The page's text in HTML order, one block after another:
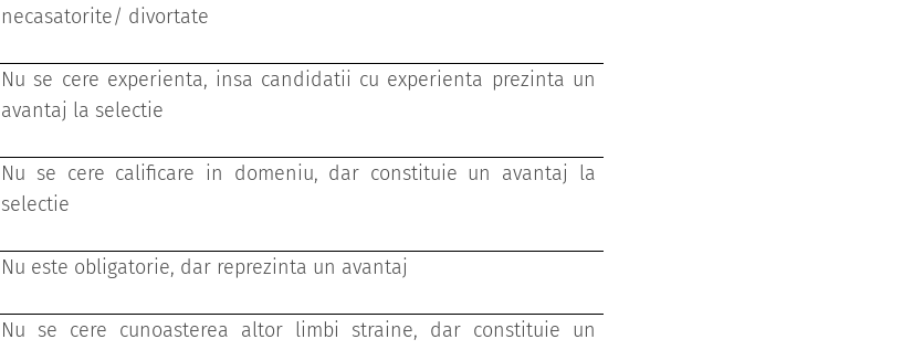
necasatorite/ divortate
Nu se cere experienta, insa candidatii cu experienta prezinta un
avantaj la selectie
Nu se cere calificare in domeniu, dar constituie un avantaj la
selectie
Nu este obligatorie, dar reprezinta un avantaj
Nu se cere cunoasterea altor limbi straine, dar constituie un